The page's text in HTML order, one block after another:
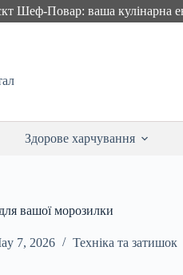
Шеф-Повар: ваша кулінарна
Здорове харчування
вашої морозилки
7, 2026 Техніка та затишок